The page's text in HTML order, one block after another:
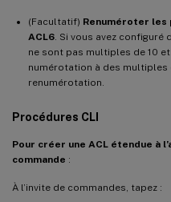
(Facultatif) Renuméroter les
ACL6 . Si vous avez
ne sont pas multiples de 10
numérotation à des multiples
renumérotation.
Procédures CLI
Pour créer une ACL étendue à
commande :
À l’invite de commandes, tapez :